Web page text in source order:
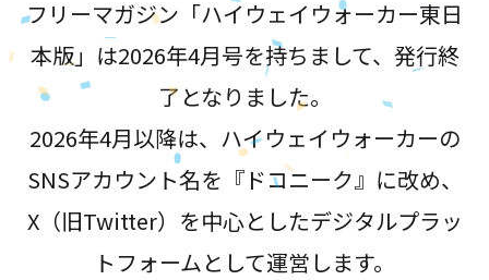
フリーマガジン「ハイウェイウォーカー東日
本版」は2026年4月号を持ちまして、発行終
了となりました。
2026年4月以降は、ハイウェイウォーカーの
SNSアカウント名を『ドコニーク』に改め、
X（旧Twitter）を中心としたデジタルプラッ
トフォームとして運営します。